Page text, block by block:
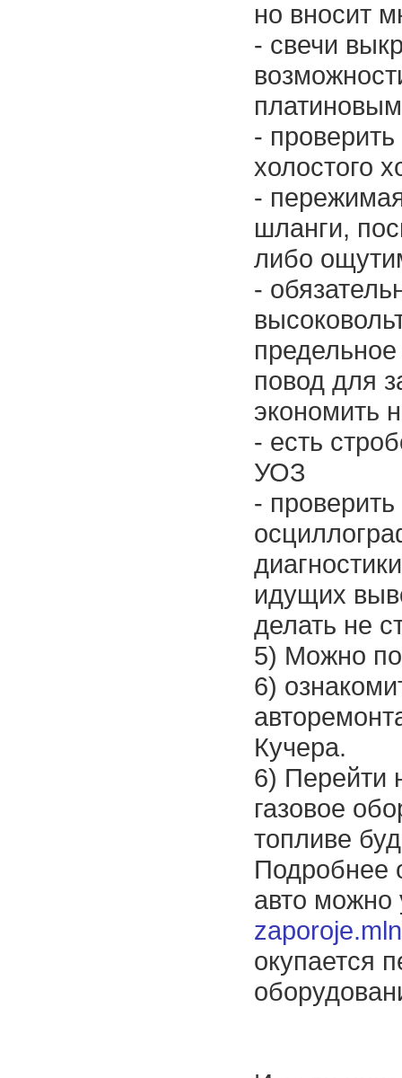
но вносит
- свечи
-
холостого
-
шланги,
либо
-
повод для
экономить
- есть
УОЗ
-
идущих
делать не
5) Можно
6)
Кучера.
6) Перейти
газовое
топливе
Подробнее
авто можно
окупается